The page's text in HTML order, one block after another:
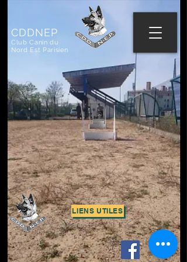
CDDNEP
Club Canin du
Nord Est Parisien
LIENS UTILES